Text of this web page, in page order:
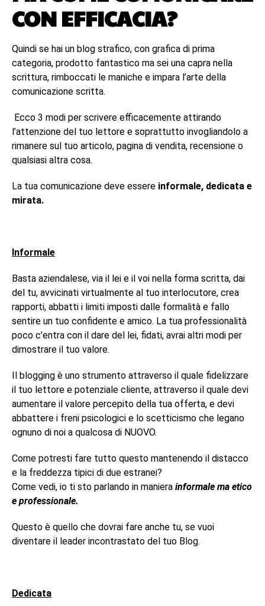
CON EFFICACIA?
Quindi se hai un blog strafico, con grafica di prima
categoria, prodotto fantastico ma sei una capra nella
scrittura, rimboccati le maniche e impara l’arte della
comunicazione scritta.
Ecco 3 modi per scrivere efficacemente attirando
l’attenzione del tuo lettore e soprattutto invogliandolo a
rimanere sul tuo articolo, pagina di vendita, recensione o
qualsiasi altra cosa.
La tua comunicazione deve essere informale, dedicata e
mirata.
Informale
Basta aziendalese, via il lei e il voi nella forma scritta, dai
del tu, avvicinati virtualmente al tuo interlocutore, crea
rapporti, abbatti i limiti imposti dalle formalità e fallo
sentire un tuo confidente e amico. La tua professionalità
poco c’entra con il dare del lei, fidati, avrai altri modi per
dimostrare il tuo valore.
Il blogging è uno strumento attraverso il quale fidelizzare
il tuo lettore e potenziale cliente, attraverso il quale devi
aumentare il valore percepito della tua offerta, e devi
abbattere i freni psicologici e lo scetticismo che legano
ognuno di noi a qualcosa di NUOVO.
Come potresti fare tutto questo mantenendo il distacco
e la freddezza tipici di due estranei?
Come vedi, io ti sto parlando in maniera informale ma etico
e professionale.
Questo è quello che dovrai fare anche tu, se vuoi
diventare il leader incontrastato del tuo Blog.
Dedicata